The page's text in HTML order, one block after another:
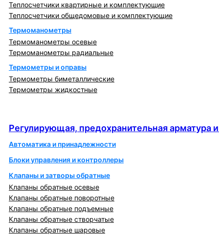
Теплосчетчики квартирные и комплектующие
Теплосчетчики общедомовые и комплектующие
Термоманометры
Термоманометры осевые
Термоманометры радиальные
Термометры и оправы
Термометры биметаллические
Термометры жидкостные
Регулирующая, предохранительная арматура
Автоматика и принадлежности
Блоки управления и контроллеры
Клапаны и затворы обратные
Клапаны обратные осевые
Клапаны обратные поворотные
Клапаны обратные подъемные
Клапаны обратные створчатые
Клапаны обратные шаровые